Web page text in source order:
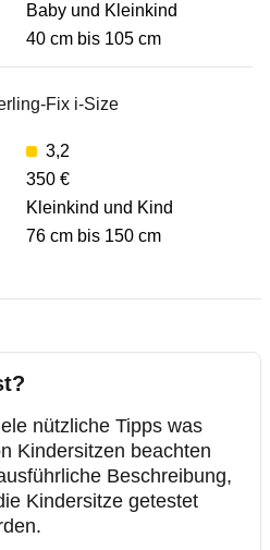
Baby und Kleinkind
40 cm bis 105 cm
Fix i-Size
3,2
350 €
Kleinkind und Kind
76 cm bis 150 cm
nützliche Tipps was
Kindersitzen beachten
Beschreibung,
Kindersitze getestet